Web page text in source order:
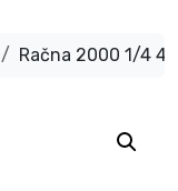
Račna 2000 1/4